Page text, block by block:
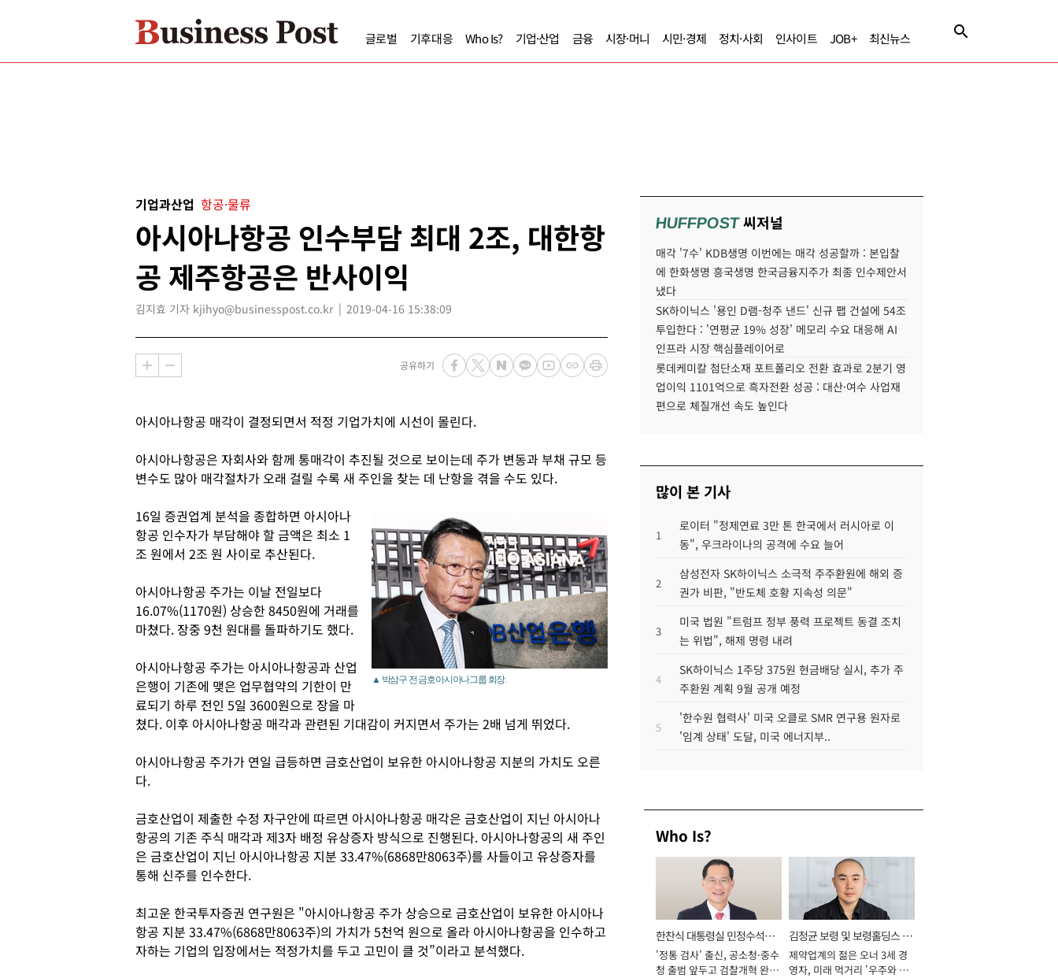
글로벌 기후대응 Who Is? 기업·산업 금융 시장·머니 시민·경제 정치·사회 인사이트 JOB+ 최신뉴스
기업과산업 항공·물류
아시아나항공 인수부담 최대 2조, 대한항
공 제주항공은 반사이익
김지효 기자 kjihyo@businesspost.co.kr 2019-04-16 15:38:09
공유하기
아시아나항공 매각이 결정되면서 적정 기업가치에 시선이 몰린다.
아시아나항공은 자회사와 함께 통매각이 추진될 것으로 보이는데 주가 변동과 부채 규모 등
변수도 많아 매각절차가 오래 걸릴 수록 새 주인을 찾는 데 난항을 겪을 수도 있다.
▲ 박삼구 전 금호아시아나그룹 회장.
16일 증권업계 분석을 종합하면 아시아나
항공 인수자가 부담해야 할 금액은 최소 1
조 원에서 2조 원 사이로 추산된다.
아시아나항공 주가는 이날 전일보다
16.07%(1170원) 상승한 8450원에 거래를
마쳤다. 장중 9천 원대를 돌파하기도 했다.
아시아나항공 주가는 아시아나항공과 산업
은행이 기존에 맺은 업무협약의 기한이 만
료되기 하루 전인 5일 3600원으로 장을 마
쳤다. 이후 아시아나항공 매각과 관련된 기대감이 커지면서 주가는 2배 넘게 뛰었다.
아시아나항공 주가가 연일 급등하면 금호산업이 보유한 아시아나항공 지분의 가치도 오른
다.
금호산업이 제출한 수정 자구안에 따르면 아시아나항공 매각은 금호산업이 지닌 아시아나
항공의 기존 주식 매각과 제3자 배정 유상증자 방식으로 진행된다. 아시아나항공의 새 주인
은 금호산업이 지닌 아시아나항공 지분 33.47%(6868만8063주)를 사들이고 유상증자를
통해 신주를 인수한다.
최고운 한국투자증권 연구원은 "아시아나항공 주가 상승으로 금호산업이 보유한 아시아나
항공 지분 33.47%(6868만8063주)의 가치가 5천억 원으로 올라 아시아나항공을 인수하고
자하는 기업의 입장에서는 적정가치를 두고 고민이 클 것”이라고 분석했다.
HUFFPOST씨저널
매각 '7수' KDB생명 이번에는 매각 성공할까 : 본입찰
에 한화생명 흥국생명 한국금융지주가 최종 인수제안서
냈다
SK하이닉스 '용인 D램-청주 낸드' 신규 팹 건설에 54조
투입한다 : '연평균 19% 성장' 메모리 수요 대응해 AI
인프라 시장 핵심플레이어로
롯데케미칼 첨단소재 포트폴리오 전환 효과로 2분기 영
업이익 1101억으로 흑자전환 성공 : 대산·여수 사업재
편으로 체질개선 속도 높인다
많이 본 기사
1
로이터 "정제연료 3만 톤 한국에서 러시아로 이
동", 우크라이나의 공격에 수요 늘어
2
삼성전자 SK하이닉스 소극적 주주환원에 해외 증
권가 비판, "반도체 호황 지속성 의문"
3
미국 법원 "트럼프 정부 풍력 프로젝트 동결 조치
는 위법", 해제 명령 내려
4
SK하이닉스 1주당 375원 현금배당 실시, 추가 주
주환원 계획 9월 공개 예정
5
'한수원 협력사' 미국 오클로 SMR 연구용 원자로
'임계 상태' 도달, 미국 에너지부..
Who Is?
한찬식 대통령실 민정수석비
서관
'정통 검사' 출신, 공소청·중수
청 출범 앞두고 검찰개혁 완수
김정균 보령 및 보령홀딩스 대
표이사 사장
제약업계의 젊은 오너 3세 경
영자, 미래 먹거리 '우주와 헬